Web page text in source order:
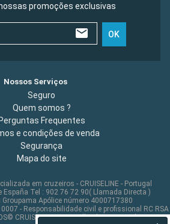
promoções exclusivas
OK
Nossos Serviços
Seguro
Quem somos ?
Perguntas Frequentes
e condições de venda
Segurança
Mapa do site
em cruzeiros - CRUISELINE - Portugal
España Tel : 902 76 72 90( Llamada Directa )
Groupama Apólice número 4000717380
- Responsabilidade civil e profissional RC RSA
CRUISELINE 2026 - all rights reserved